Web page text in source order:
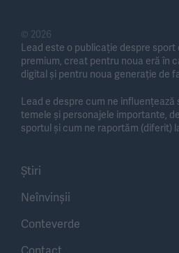
© 2026
Lead este o publicație despre
premium, creat pentru noua eră în
digital și pentru noua generație de
Lead e despre cum ne influențează
temele și personajele importante,
sportul și cum ne raportăm (diferit)
Știri
Neînvinșii
Conteverde